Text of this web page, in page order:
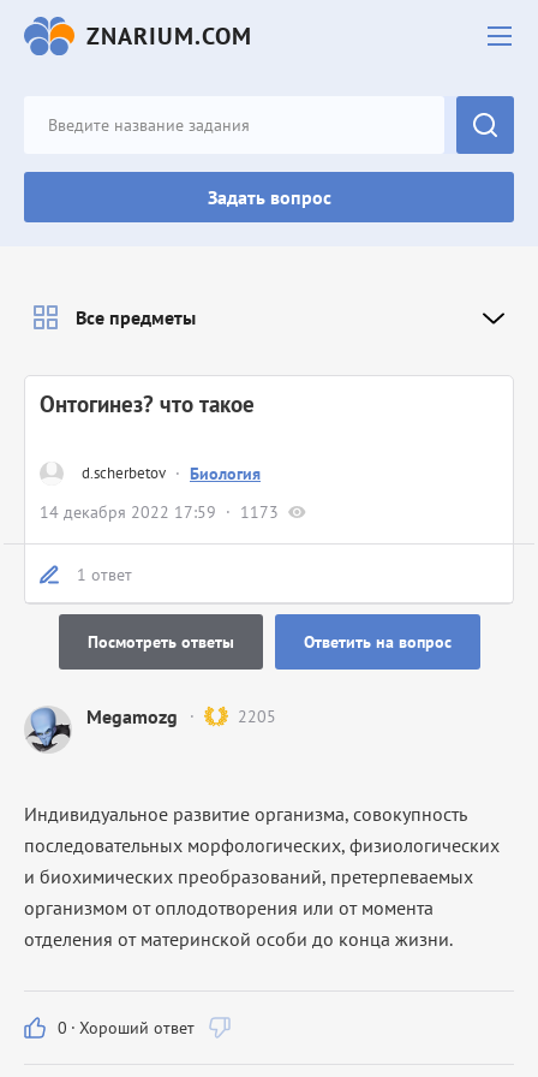
ZNARIUM.COM
Задать вопрос
d.scherbetov · Биология
14 декабря 2022 17:59
1173
Онтогинез? что такое
1 ответ
Посмотреть ответы Ответить на вопрос
Megamozg 2205
Индивидуальное развитие организма, совокупность
последовательных морфологических, физиологических
и биохимических преобразований, претерпеваемых
организмом от оплодотворения или от момента
отделения от материнской особи до конца жизни.
0 · Хороший ответ
Все предметы